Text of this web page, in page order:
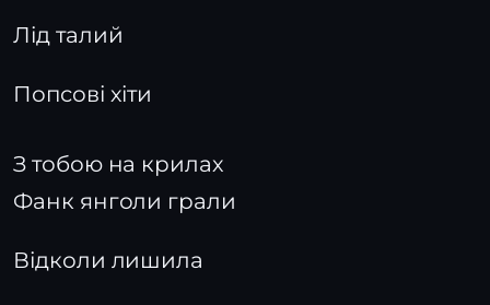
Лід талий
Попсові хіти
З тобою на крилах
Фанк янголи грали
Відколи лишила